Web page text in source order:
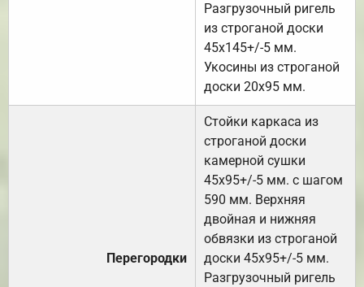
Разгрузочный ригель
из строганой доски
45х145+/-5 мм.
Укосины из строганой
доски 20х95 мм.
Перегородки
Стойки каркаса из
строганой доски
камерной сушки
45х95+/-5 мм. с шагом
590 мм. Верхняя
двойная и нижняя
обвязки из строганой
доски 45х95+/-5 мм.
Разгрузочный ригель